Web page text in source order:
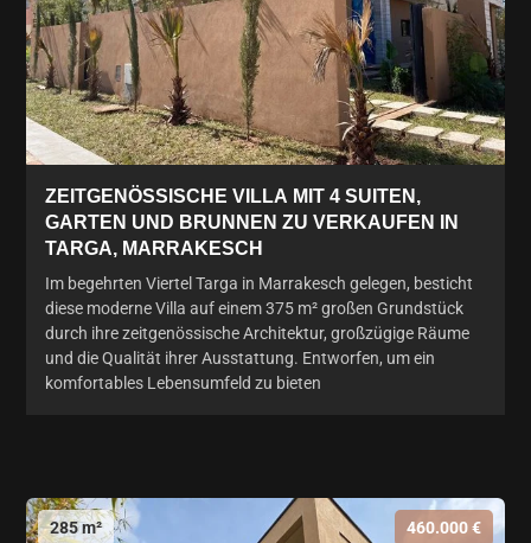
ZEITGENÖSSISCHE VILLA MIT 4 SUITEN,
GARTEN UND BRUNNEN ZU VERKAUFEN IN
TARGA, MARRAKESCH
Im begehrten Viertel Targa in Marrakesch gelegen, besticht
diese moderne Villa auf einem 375 m² großen Grundstück
durch ihre zeitgenössische Architektur, großzügige Räume
und die Qualität ihrer Ausstattung. Entworfen, um ein
komfortables Lebensumfeld zu bieten
285 m² 460.000 €